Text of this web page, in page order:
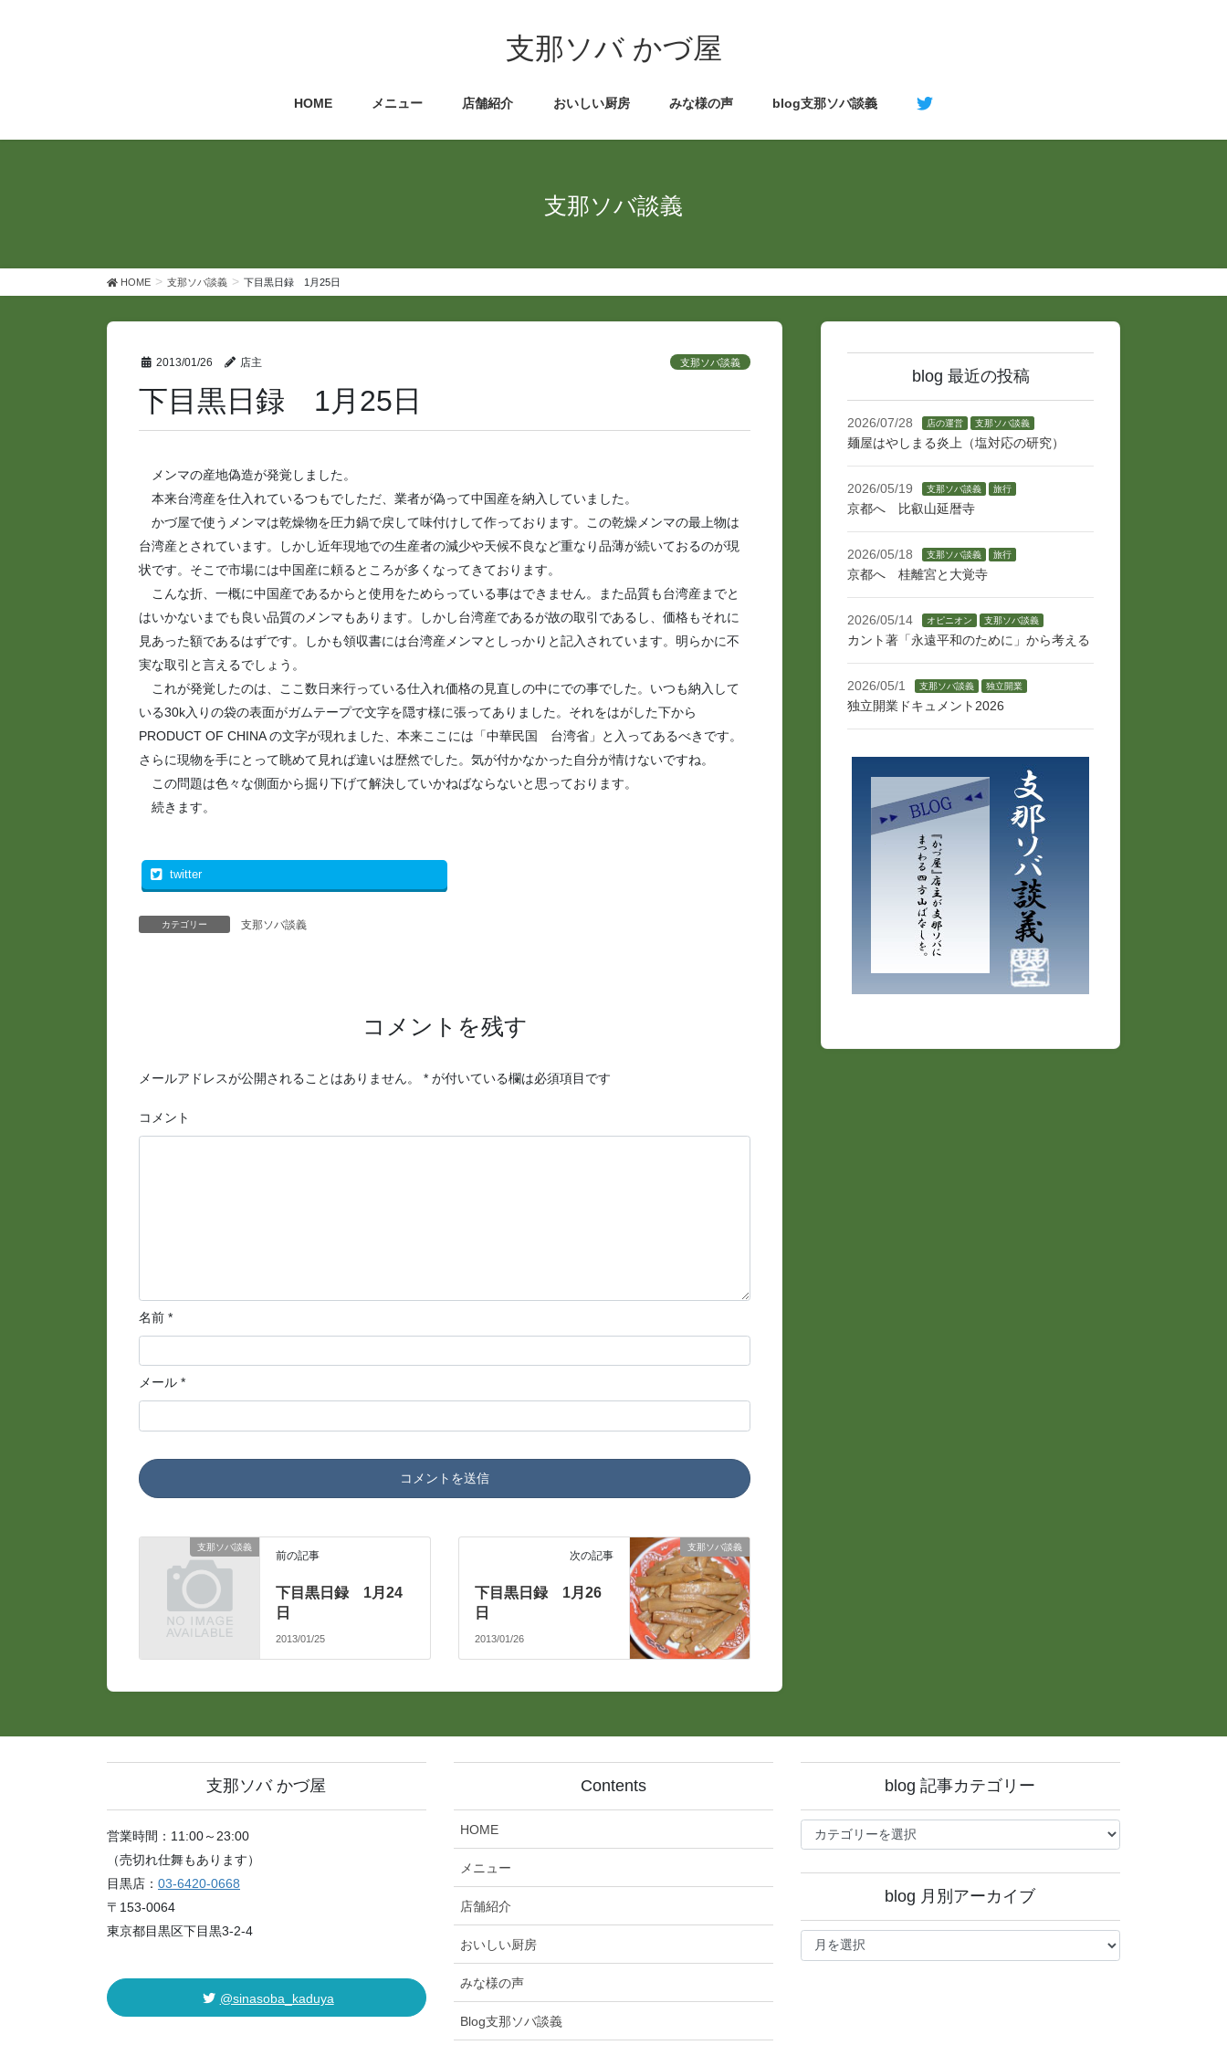
キ
に
支那ソバ かづ屋
HOME メニュー 店舗紹介 おいしい厨房 みな様の声 blog支那ソバ談義
支那ソバ談義
HOME 支那ソバ談義 下目黒日録 1月25日
2013/01/26 店主 支那ソバ談義
下目黒日録 1月25日
メンマの産地偽造が発覚しました。
本来台湾産を仕入れているつもでしただ、業者が偽って中国産を納入していました。
かづ屋で使うメンマは乾燥物を圧力鍋で戻して味付けして作っております。この乾燥メンマの最上物は
台湾産とされています。しかし近年現地での生産者の減少や天候不良など重なり品薄が続いておるのが現
状です。そこで市場には中国産に頼るところが多くなってきております。
こんな折、一概に中国産であるからと使用をためらっている事はできません。また品質も台湾産までと
はいかないまでも良い品質のメンマもあります。しかし台湾産であるが故の取引であるし、価格もそれに
見あった額であるはずです。しかも領収書には台湾産メンマとしっかりと記入されています。明らかに不
実な取引と言えるでしょう。
これが発覚したのは、ここ数日来行っている仕入れ価格の見直しの中にでの事でした。いつも納入して
いる30k入りの袋の表面がガムテープで文字を隠す様に張ってありました。それをはがした下から
PRODUCT OF CHINA の文字が現れました、本来ここには「中華民国 台湾省」と入ってあるべきです。
さらに現物を手にとって眺めて見れば違いは歴然でした。気が付かなかった自分が情けないですね。
この問題は色々な側面から掘り下げて解決していかねばならないと思っております。
続きます。
twitter
カテゴリー 支那ソバ談義
コメントを残す
メールアドレスが公開されることはありません。 *が付いている欄は必須項目です
コメント
名前 *
メール *
支那ソバ談義
前の記事
下目黒日録 1月24
日
2013/01/25
支那ソバ談義
次の記事
下目黒日録 1月26
日
2013/01/26
blog 最近の投稿
2026/07/28 店の運営 支那ソバ談義
麺屋はやしまる炎上（塩対応の研究）
2026/05/19 支那ソバ談義 旅行
京都へ 比叡山延暦寺
2026/05/18 支那ソバ談義 旅行
京都へ 桂離宮と大覚寺
2026/05/14 オピニオン 支那ソバ談義
カント著「永遠平和のために」から考える
2026/05/1 支那ソバ談義 独立開業
独立開業ドキュメント2026
支那ソバ かづ屋
営業時間：11:00～23:00
（売切れ仕舞もあります）
目黒店： 03-6420-0668
〒153-0064
東京都目黒区下目黒3-2-4
@sinasoba_kaduya
Contents
HOME
メニュー
店舗紹介
おいしい厨房
みな様の声
Blog支那ソバ談義
blog 記事カテゴリー
blog
記
ゴ
ー
blog 月別アーカイブ
blog